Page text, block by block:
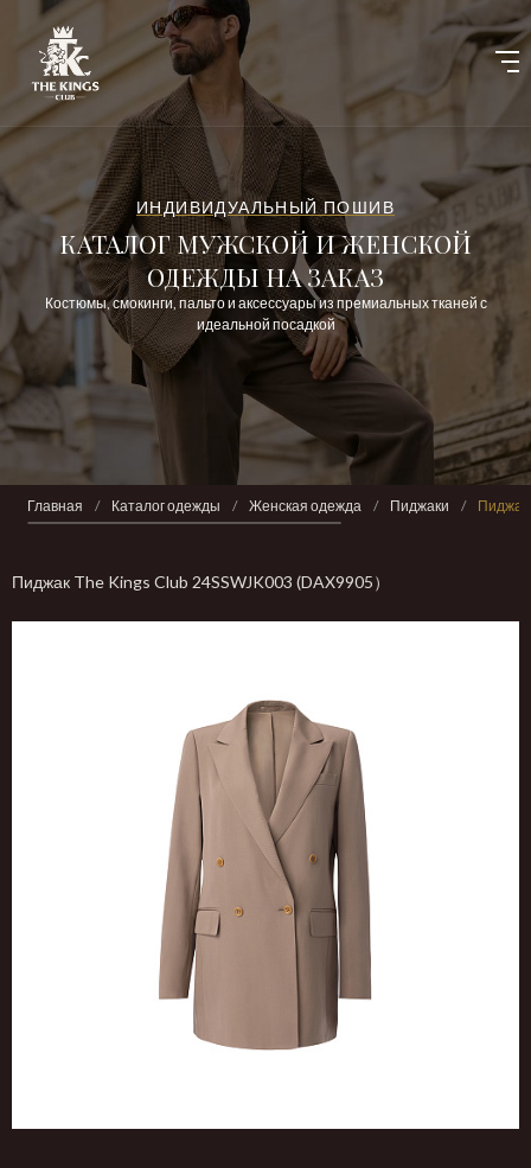
ИНДИВИДУАЛЬНЫЙ ПОШИВ
КАТАЛОГ МУЖСКОЙ И ЖЕНСКОЙ
ОДЕЖДЫ НА ЗАКАЗ
Костюмы, смокинги, пальто и аксессуары из премиальных тканей с
идеальной посадкой
Главная / Каталог одежды / Женская одежда / Пиджаки / Пиджак
Пиджак The Kings Club 24SSWJK003 (DAX9905）